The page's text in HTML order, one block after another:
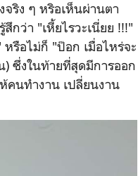
จริง ๆ หริอเห็นผ่านตา
กว่า "เหี้ยไรวะเนี่ยย !!!"
รือไม่ก็ "ป๊อก เมื่อไหร่จะ
ซึ่งในท้ายที่สุดมีการออก
คนทำงาน เปลี่ยนงาน